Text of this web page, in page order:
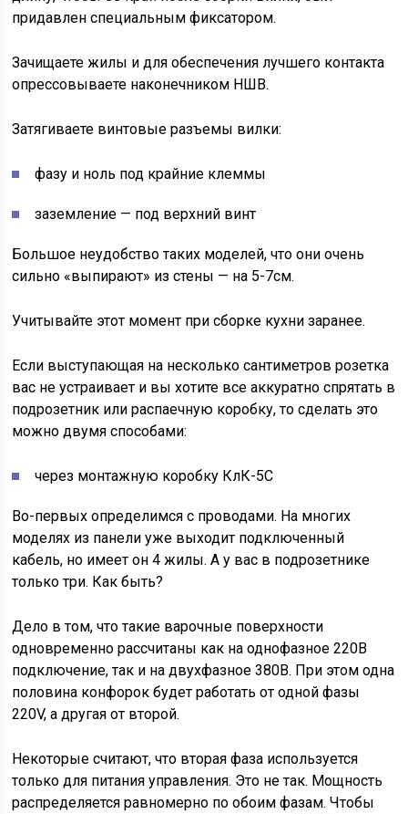
придавлен специальным фиксатором.
Зачищаете жилы и для обеспечения лучшего контакта
опрессовываете наконечником НШВ.
Затягиваете винтовые разъемы вилки:
фазу и ноль под крайние клеммы
заземление — под верхний винт
Большое неудобство таких моделей, что они очень
сильно «выпирают» из стены — на 5-7см.
Учитывайте этот момент при сборке кухни заранее.
Если выступающая на несколько сантиметров розетка
вас не устраивает и вы хотите все аккуратно спрятать в
подрозетник или распаечную коробку, то сделать это
можно двумя способами:
через монтажную коробку КлК-5С
Во-первых определимся с проводами. На многих
моделях из панели уже выходит подключенный
кабель, но имеет он 4 жилы. А у вас в подрозетнике
только три. Как быть?
Дело в том, что такие варочные поверхности
одновременно рассчитаны как на однофазное 220В
подключение, так и на двухфазное 380В. При этом одна
половина конфорок будет работать от одной фазы
220V, а другая от второй.
Некоторые считают, что вторая фаза используется
только для питания управления. Это не так. Мощность
распределяется равномерно по обоим фазам. Чтобы